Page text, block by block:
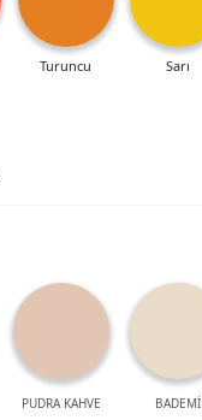
Turuncu Sarı
PUDRA KAHVE BADEMİ